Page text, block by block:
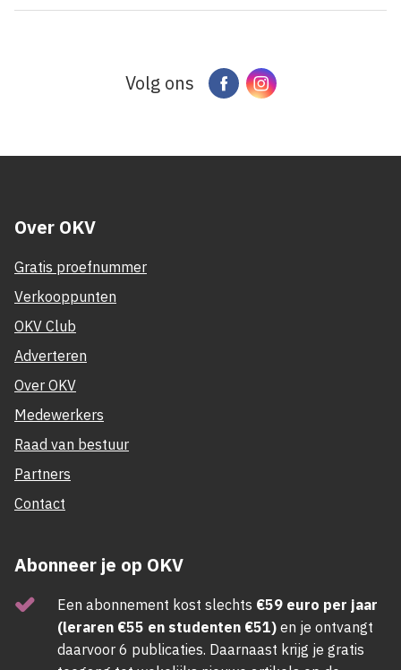
Volg ons FacebookInstagram
Over OKV
Gratis proefnummer
Verkooppunten
OKV Club
Adverteren
Over OKV
Medewerkers
Raad van bestuur
Partners
Contact
Abonneer je op OKV
Een abonnement kost slechts €59 euro per jaar
(leraren €55 en studenten €51) en je ontvangt
daarvoor 6 publicaties. Daarnaast krijg je gratis